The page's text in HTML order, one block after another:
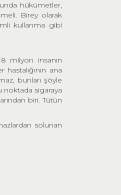
hükümetler,
Birey olarak
kullanma gibi
milyon insanın
ana
bunları şöyle
noktada sigaraya
biri. Tütün
solunan